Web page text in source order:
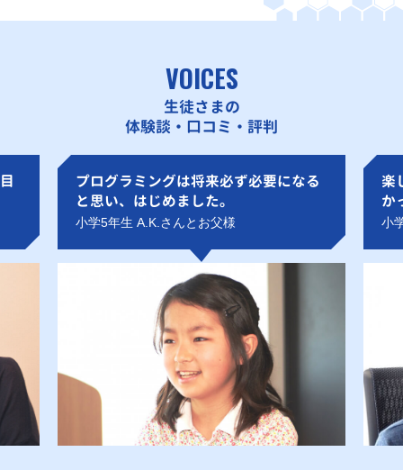
VOICES
生徒さまの
体験談・口コミ・評判
プログラミングは将来必ず必要になる
と思い、はじめました。
小学5年生 A.K.さんとお父様
楽
か
小